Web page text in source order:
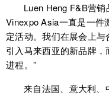
Luen Heng F&B营
Vinexpo Asia一直是一件
定活动。我们在展会上
引入马来西亚的新品牌
进程。”
来自法国、意大利、